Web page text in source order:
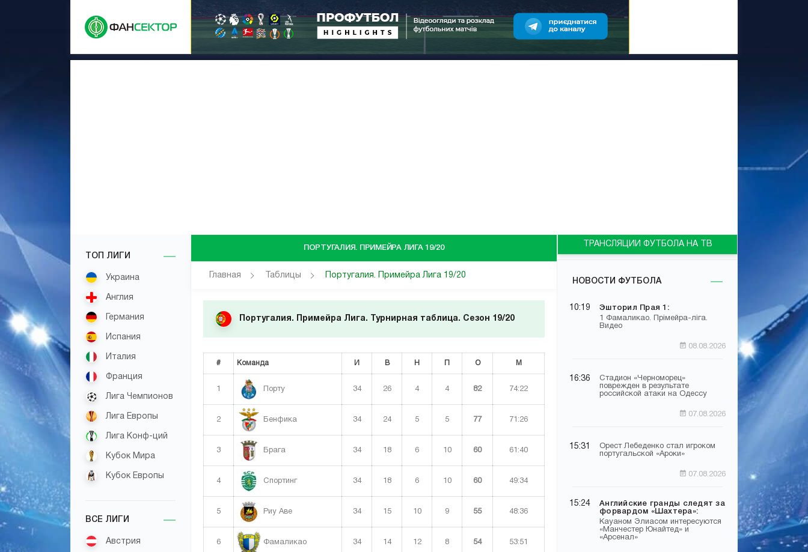
ТОП ЛИГИ
Украина
Англия
Германия
Испания
Италия
Франция
Лига Чемпионов
Лига Европы
Лига Конф-ций
Кубок Мира
Кубок Европы
ВСЕ ЛИГИ
Австрия
ПОРТУГАЛИЯ. ПРИМЕЙРА ЛИГА 19/20
Главная Таблицы Португалия. Примейра Лига 19/20
Португалия. Примейра Лига. Турнирная таблица. Сезон 19/20
# Команда И В Н О М
1 Порту 34 26 4 4 82 74:22
2 Бенфика 34 24 5 5 77 71:26
3 Брага 34 18 6 10 60 61:40
4 Спортинг 34 18 6 10 60 49:34
5 Риу Аве 34 15 10 9 55 48:36
6 Фамаликао 34 14 12 8 54 53:51
ТРАНСЛЯЦИИ ФУТБОЛА НА ТВ
НОВОСТИ ФУТБОЛА
10:19 Эшторил Прая 1:
1 Фамаликао. Прімейра-ліга.
Видео
08.08.2026
16:36
Стадион «Черноморец»
поврежден в результате
российской атаки на Одессу
07.08.2026
15:31
Орест Лебеденко стал игроком
португальской «Ароки»
07.08.2026
15:24
Английские гранды следят за
форвардом «Шахтера»:
Кауаном Элиасом интересуются
«Манчестер Юнайтед» и
«Арсенал»